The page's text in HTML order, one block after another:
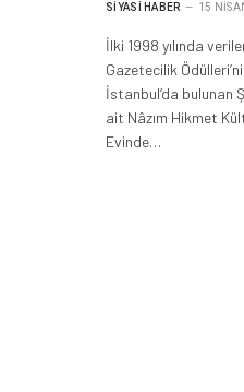
SIYASI HABER 15
İlki 1998 yılında
Gazetecilik
İstanbul’da bulunan
ait Nâzım Hikmet
Evinde…